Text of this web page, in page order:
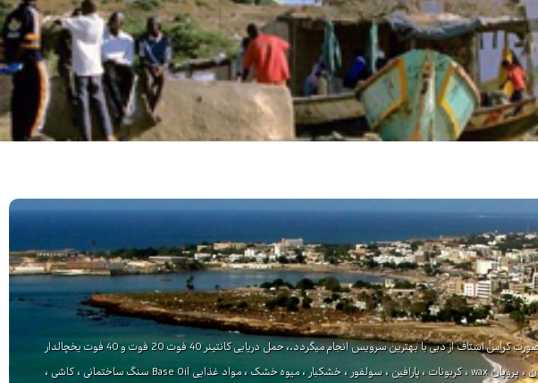
ارسال بار دریایی به بندر داکار سنگال آفریقا توسط کشتیرانی رابین مارین بصورت کراس استاف از دبی با بهترین سرویس انجام میگردد.، حمل دریایی کانتینر 40 فوت 20 فوت و 40 فوت یخچالدار
برای بارهای مواد غذایی نوشیدنی و سایر بارهای از جمله بارهای متان ،اتان ، پروپان wax ، کربونات ، پارافین ، سولفور ، خشکبار ، میوه خشک ، مواد غذایی Base Oil سنگ ساختمانی ، کاشی ،